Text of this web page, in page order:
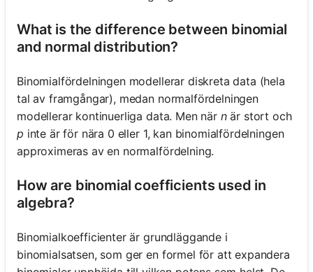
What is the difference between binomial
and normal distribution?
Binomialfördelningen modellerar diskreta data (hela
tal av framgångar), medan normalfördelningen
modellerar kontinuerliga data. Men när när stort och
p inte är för nära 0 eller 1, kan binomialfördelningen
approximeras av en normalfördelning.
How are binomial coefficients used in
algebra?
Binomialkoefficienter är grundläggande i
binomialsatsen, som ger en formel för att expandera